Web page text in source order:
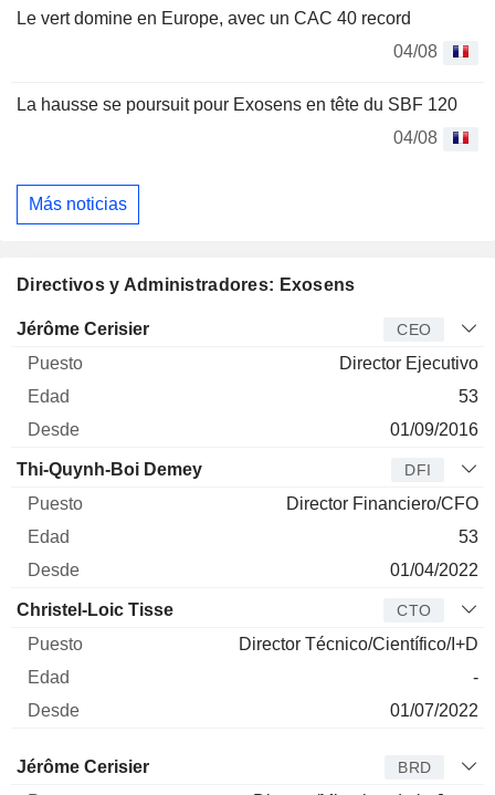
Le vert domine en Europe, avec un CAC 40 record
04/08
La hausse se poursuit pour Exosens en tête du SBF 120
04/08
Más noticias
Directivos y Administradores: Exosens
Director Puesto
Jérôme Cerisier CEO
Director Ejecutivo
53
01/09/2016
Thi-Quynh-Boi Demey DFI
Director Financiero/CFO
53
01/04/2022
Christel-Loic Tisse CTO
Director Técnico/Científico/I+D
-
01/07/2022
Administrador Puesto
Jérôme Cerisier BRD